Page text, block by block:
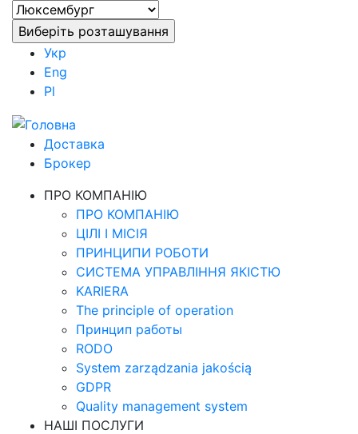
Укр
Eng
Pl
Доставка
Брокер
ПРО КОМПАНІЮ
ПРО КОМПАНІЮ
ЦІЛІ І МІСІЯ
ПРИНЦИПИ РОБОТИ
СИСТЕМА УПРАВЛІННЯ ЯКІСТЮ
KARIERA
The principle of operation
Принцип работы
RODO
System zarządzania jakością
GDPR
Quality management system
НАШІ ПОСЛУГИ